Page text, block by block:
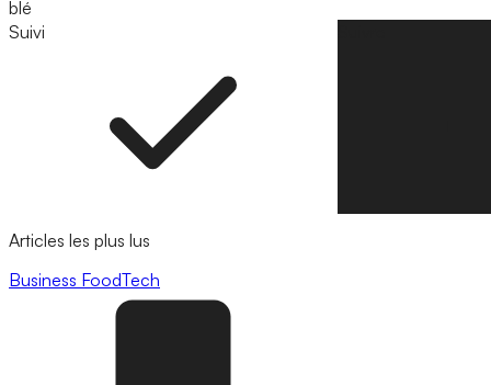
blé
Suivi
Articles les plus lus
Business FoodTech